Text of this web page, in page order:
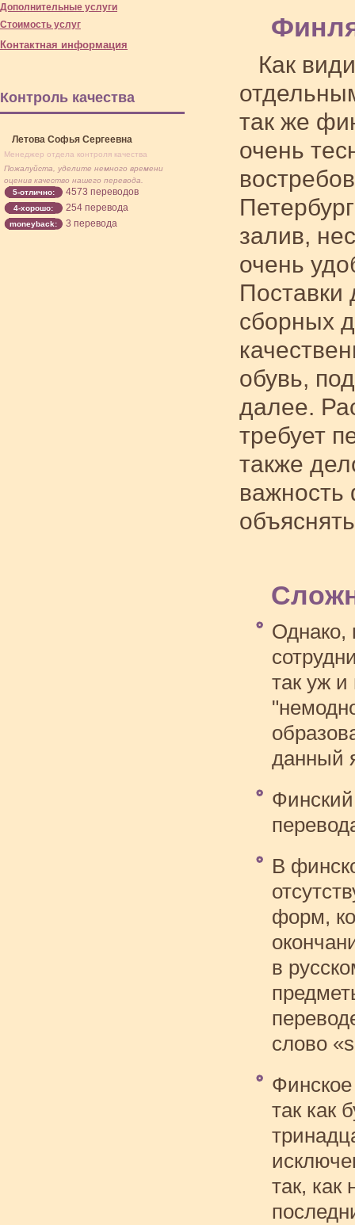
Дополнительные услуги
Стоимость услуг
Контактная информация
Контроль качества
Летова Софья Сергеевна
Менеджер отдела контроля качества
Пожалуйста, уделите немного времени
оценив качество нашего перевода.
5-отлично:
4573 переводов
4-хорошо: 254 перевода
moneyback: 3 перевода
Как
так же
очень
залив,
очень
Поставки
сборных
обувь,
далее.
требует
также
важность
Однако,
так уж
данный
Финский
В
форм,
в
слово
так как
так, как